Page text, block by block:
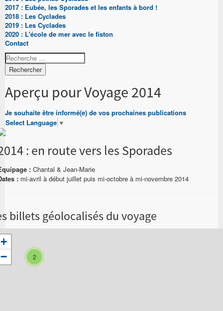
2017 : Eubée, les Sporades et les enfants à bord !
2018 : Les Cyclades
2019 : Les Cyclades
2020 : L'école de mer avec le fiston
Contact
Rechercher
Aperçu pour Voyage 2014
Je souhaite être informé(e) de vos prochaines publications
Select Language ▼
: en route vers les Sporades
: Chantal & Jean-Marie
: mi-avril à début juillet puis mi-octobre à mi-novembre 2014
billets géolocalisés du voyage
2
+
−